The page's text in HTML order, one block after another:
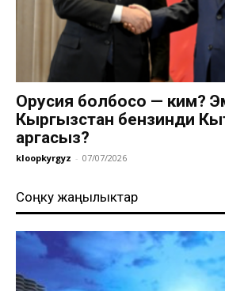
Орусия болбосо — ким?
Кыргызстан бензинди
аргасыз?
kloopkyrgyz - 07/07/2026
Соңку жаңылыктар